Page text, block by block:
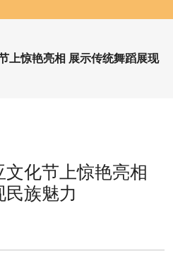
上惊艳亮相 展示传统舞蹈展现
化节上惊艳亮相
族魅力